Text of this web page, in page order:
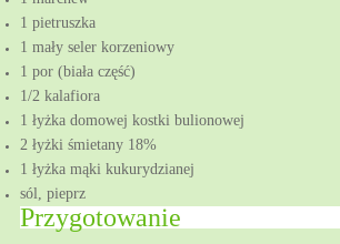
1 pietruszka
1 mały seler korzeniowy
1 por (biała część)
1/2 kalafiora
1 łyżka domowej kostki bulionowej
2 łyżki śmietany 18%
1 łyżka mąki kukurydzianej
sól, pieprz
Przygotowanie